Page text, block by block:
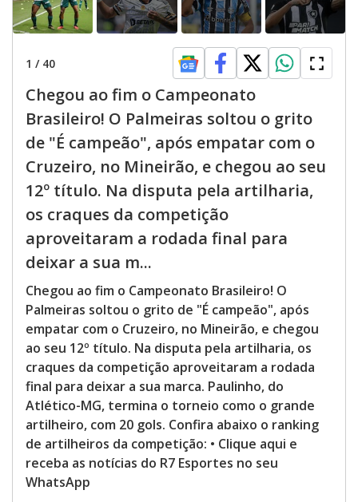
1 / 40
Chegou ao fim o Campeonato
Brasileiro! O Palmeiras soltou o grito
de "É campeão", após empatar com o
Cruzeiro, no Mineirão, e chegou ao seu
12º título. Na disputa pela artilharia,
os craques da competição
aproveitaram a rodada final para
deixar a sua m...
Chegou ao fim o Campeonato Brasileiro! O
Palmeiras soltou o grito de "É campeão", após
empatar com o Cruzeiro, no Mineirão, e chegou
ao seu 12º título. Na disputa pela artilharia, os
craques da competição aproveitaram a rodada
final para deixar a sua marca. Paulinho, do
Atlético-MG, termina o torneio como o grande
artilheiro, com 20 gols. Confira abaixo o ranking
de artilheiros da competição: • Clique aqui e
receba as notícias do R7 Esportes no seu
WhatsApp